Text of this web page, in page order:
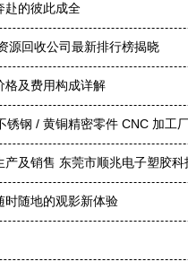
赴的彼此成全
源回收公司最新排行榜揭晓
格及费用构成详解
锈钢 / 黄铜精密零件 CNC 加工
及销售 东莞市顺兆电子塑胶科
时随地的观影新体验